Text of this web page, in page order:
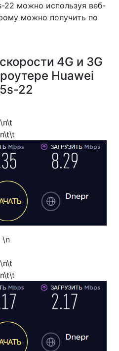
22 можно используя веб-
можно получить по
4G и 3G
Huawei
22
\n\t
\n
\n\t